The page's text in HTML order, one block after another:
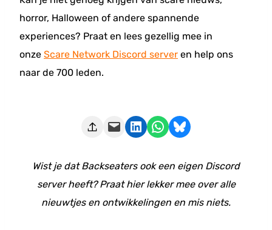
horror, Halloween of andere spannende
experiences? Praat en lees gezellig mee in
onze Scare Network Discord server en help ons
naar de 700 leden.
Deze pagina e-mailen Delen op LinkedIn Delen via WhatsApp Share on Bluesky
Wist je dat Backseaters ook een eigen Discord
server heeft? Praat hier lekker mee over alle
nieuwtjes en ontwikkelingen en mis niets.